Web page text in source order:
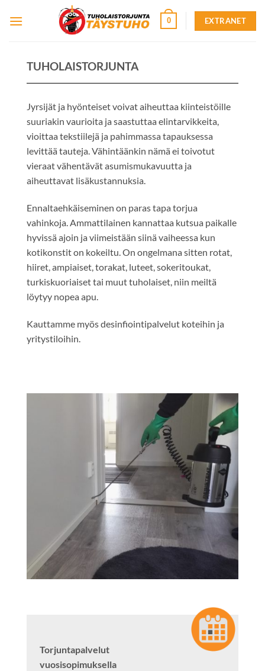
0 EXTRANET
TUHOLAISTORJUNTA
Jyrsijät ja hyönteiset voivat aiheuttaa kiinteistöille
suuriakin vaurioita ja saastuttaa elintarvikkeita,
vioittaa tekstiilejä ja pahimmassa tapauksessa
levittää tauteja. Vähintäänkin nämä ei toivotut
vieraat vähentävät asumismukavuutta ja
aiheuttavat lisäkustannuksia.
Ennaltaehkäiseminen on paras tapa torjua
vahinkoja. Ammattilainen kannattaa kutsua paikalle
hyvissä ajoin ja viimeistään siinä vaiheessa kun
kotikonstit on kokeiltu. On ongelmana sitten rotat,
hiiret, ampiaiset, torakat, luteet, sokeritoukat,
turkiskuoriaiset tai muut tuholaiset, niin meiltä
löytyy nopea apu.
Kauttamme myös desinfiointipalvelut koteihin ja
yritystiloihin.
Torjuntapalvelut
vuosisopimuksella